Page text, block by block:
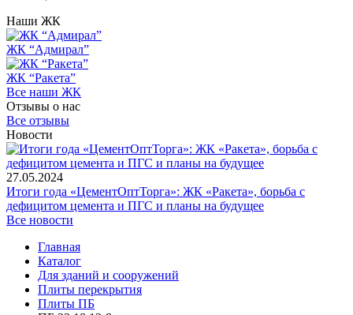
Наши ЖК
ЖК “Адмирал”
ЖК “Ракета”
Все наши ЖК
Отзывы о нас
Все отзывы
Новости
27.05.2024
Итоги года «ЦементОптТорга»: ЖК «Ракета», борьба с
дефицитом цемента и ПГС и планы на будущее
Все новости
Главная
Каталог
Для зданий и сооружений
Плиты перекрытия
Плиты ПБ